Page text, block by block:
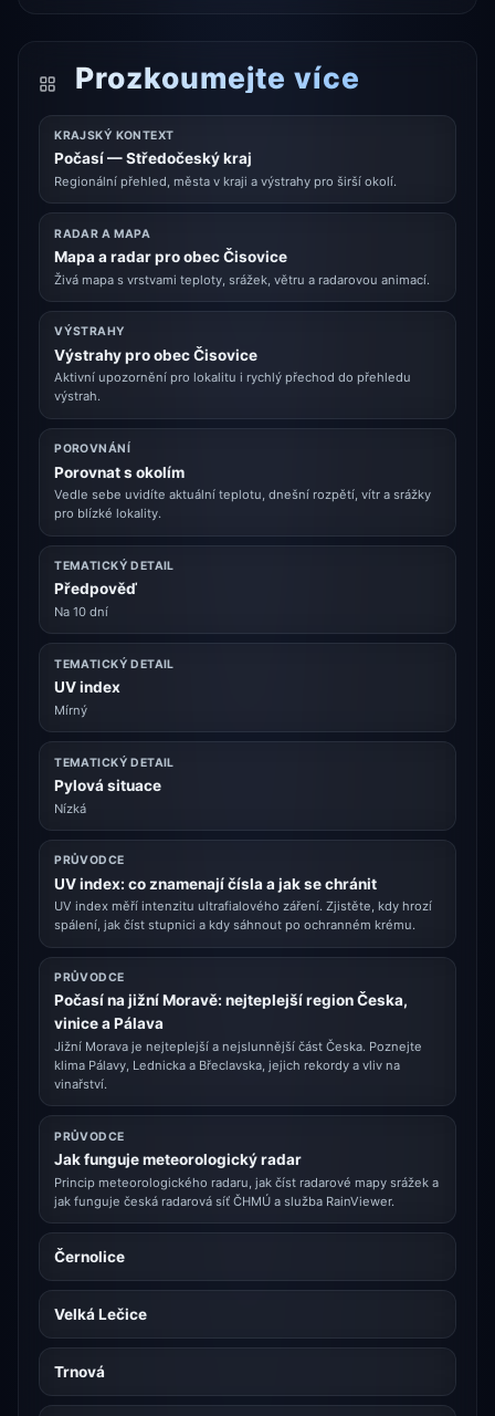
Prozkoumejte více
KRAJSKÝ KONTEXT
Počasí — Středočeský kraj
Regionální přehled, města v kraji a výstrahy pro širší okolí.
RADAR A MAPA
Mapa a radar pro obec Čisovice
Živá mapa s vrstvami teploty, srážek, větru a radarovou animací.
VÝSTRAHY
Výstrahy pro obec Čisovice
Aktivní upozornění pro lokalitu i rychlý přechod do přehledu
výstrah.
POROVNÁNÍ
Porovnat s okolím
Vedle sebe uvidíte aktuální teplotu, dnešní rozpětí, vítr a srážky
pro blízké lokality.
TEMATICKÝ DETAIL
Předpověď
Na 10 dní
TEMATICKÝ DETAIL
UV index
Mírný
TEMATICKÝ DETAIL
Pylová situace
Nízká
PRŮVODCE
UV index: co znamenají čísla a jak se chránit
UV index měří intenzitu ultrafialového záření. Zjistěte, kdy hrozí
spálení, jak číst stupnici a kdy sáhnout po ochranném krému.
PRŮVODCE
Počasí na jižní Moravě: nejteplejší region Česka,
vinice a Pálava
Jižní Morava je nejteplejší a nejslunnější část Česka. Poznejte
klima Pálavy, Lednicka a Břeclavska, jejich rekordy a vliv na
vinařství.
PRŮVODCE
Jak funguje meteorologický radar
Princip meteorologického radaru, jak číst radarové mapy srážek a
jak funguje česká radarová síť ČHMÚ a služba RainViewer.
Černolice
Velká Lečice
Trnová